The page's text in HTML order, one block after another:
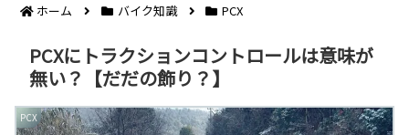
ホーム バイク知識 PCX
PCXにトラクションコントロールは意味が
無い？【だだの飾り？】
PCX